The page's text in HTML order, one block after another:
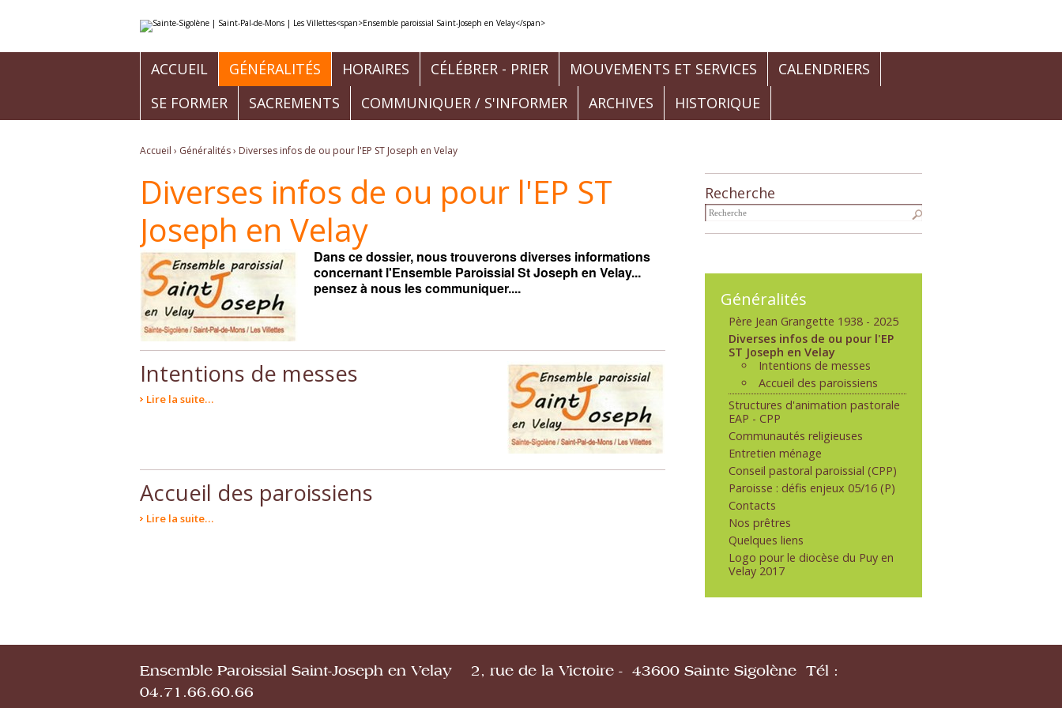
contenu.
ACCUEIL GÉNÉRALITÉS HORAIRES CÉLÉBRER - PRIER MOUVEMENTS ET SERVICES
CALENDRIERS
SE FORMER
SACREMENTS COMMUNIQUER / S'INFORMER ARCHIVES HISTORIQUE
Accueil › Généralités› Diverses infos de ou pour l'EP ST Joseph en Velay
Recherche
Navigation
Généralités
Père Jean Grangette 1938 - 2025
Diverses infos de ou pour l'EP
ST Joseph en Velay
Intentions de messes
Accueil des paroissiens
Structures d'animation pastorale
EAP - CPP
Communautés religieuses
Entretien ménage
Conseil pastoral paroissial (CPP)
Paroisse : défis enjeux 05/16 (P)
Contacts
Nos prêtres
Quelques liens
Logo pour le diocèse du Puy en
Velay 2017
Diverses infos de ou pour l'EP ST
Joseph en Velay
Dans ce dossier, nous trouverons diverses informations
concernant l'Ensemble Paroissial St Joseph en Velay...
pensez à nous les communiquer....
Intentions de messes
Lire la suite…
Accueil des paroissiens
Lire la suite…
Ensemble Paroissial Saint-Joseph en Velay 2, rue de la Victoire - 43600 Sainte Sigolène Tél :
04.71.66.60.66